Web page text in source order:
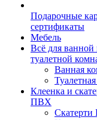
Подарочные
сертификаты
Мебель
Всё для ванной
туалетной
Ванная
Клеенка и
ПВХ